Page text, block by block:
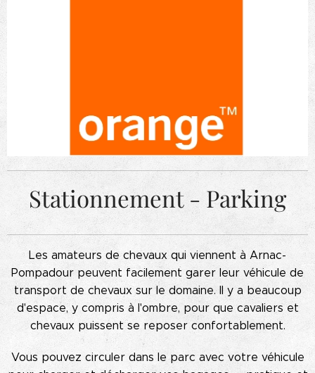
Stationnement - Parking
Les amateurs de chevaux qui viennent à Arnac-
Pompadour peuvent facilement garer leur véhicule de
transport de chevaux sur le domaine. Il y a beaucoup
d'espace, y compris à l'ombre, pour que cavaliers et
chevaux puissent se reposer confortablement.
Vous pouvez circuler dans le parc avec votre véhicule